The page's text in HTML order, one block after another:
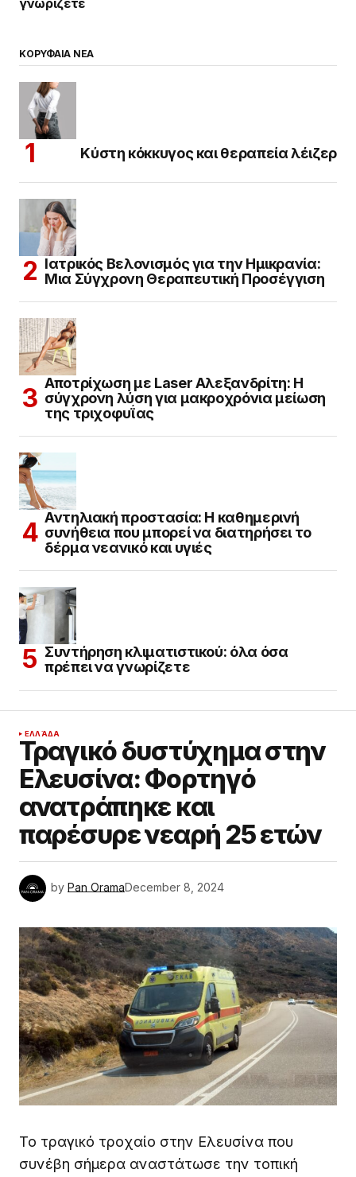
ΚΟΡΥΦΑΙΑ ΝΕΑ
Κύστη κόκκυγος και θεραπεία λέιζερ
Ιατρικός Βελονισμός για την Ημικρανία:
Μια Σύγχρονη Θεραπευτική Προσέγγιση
Αποτρίχωση με Laser Αλεξανδρίτη: Η
σύγχρονη λύση για μακροχρόνια μείωση
της τριχοφυΐας
Αντηλιακή προστασία: Η καθημερινή
συνήθεια που μπορεί να διατηρήσει το
δέρμα νεανικό και υγιές
Συντήρηση κλιματιστικού: όλα όσα
πρέπει να γνωρίζετε
ΕΛΛΆΔΑ
Τραγικό δυστύχημα στην
Ελευσίνα: Φορτηγό
ανατράπηκε και
παρέσυρε νεαρή 25 ετών
by Pan OramaDecember 8, 2024
Το τραγικό τροχαίο στην Ελευσίνα που
συνέβη σήμερα αναστάτωσε την τοπική